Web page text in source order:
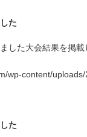
た
した大会結果を掲
wp-content/
た